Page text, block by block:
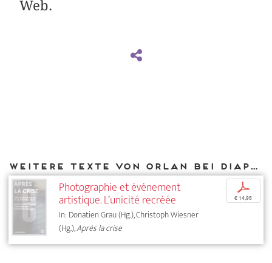
Web.
Weitere Texte von ORLAN bei DIAPHANES
Photographie et événement
artistique. L’unicité recréée
In: Donatien Grau (Hg.), Christoph Wiesner
(Hg.),Après la crise
p
€ 14,95